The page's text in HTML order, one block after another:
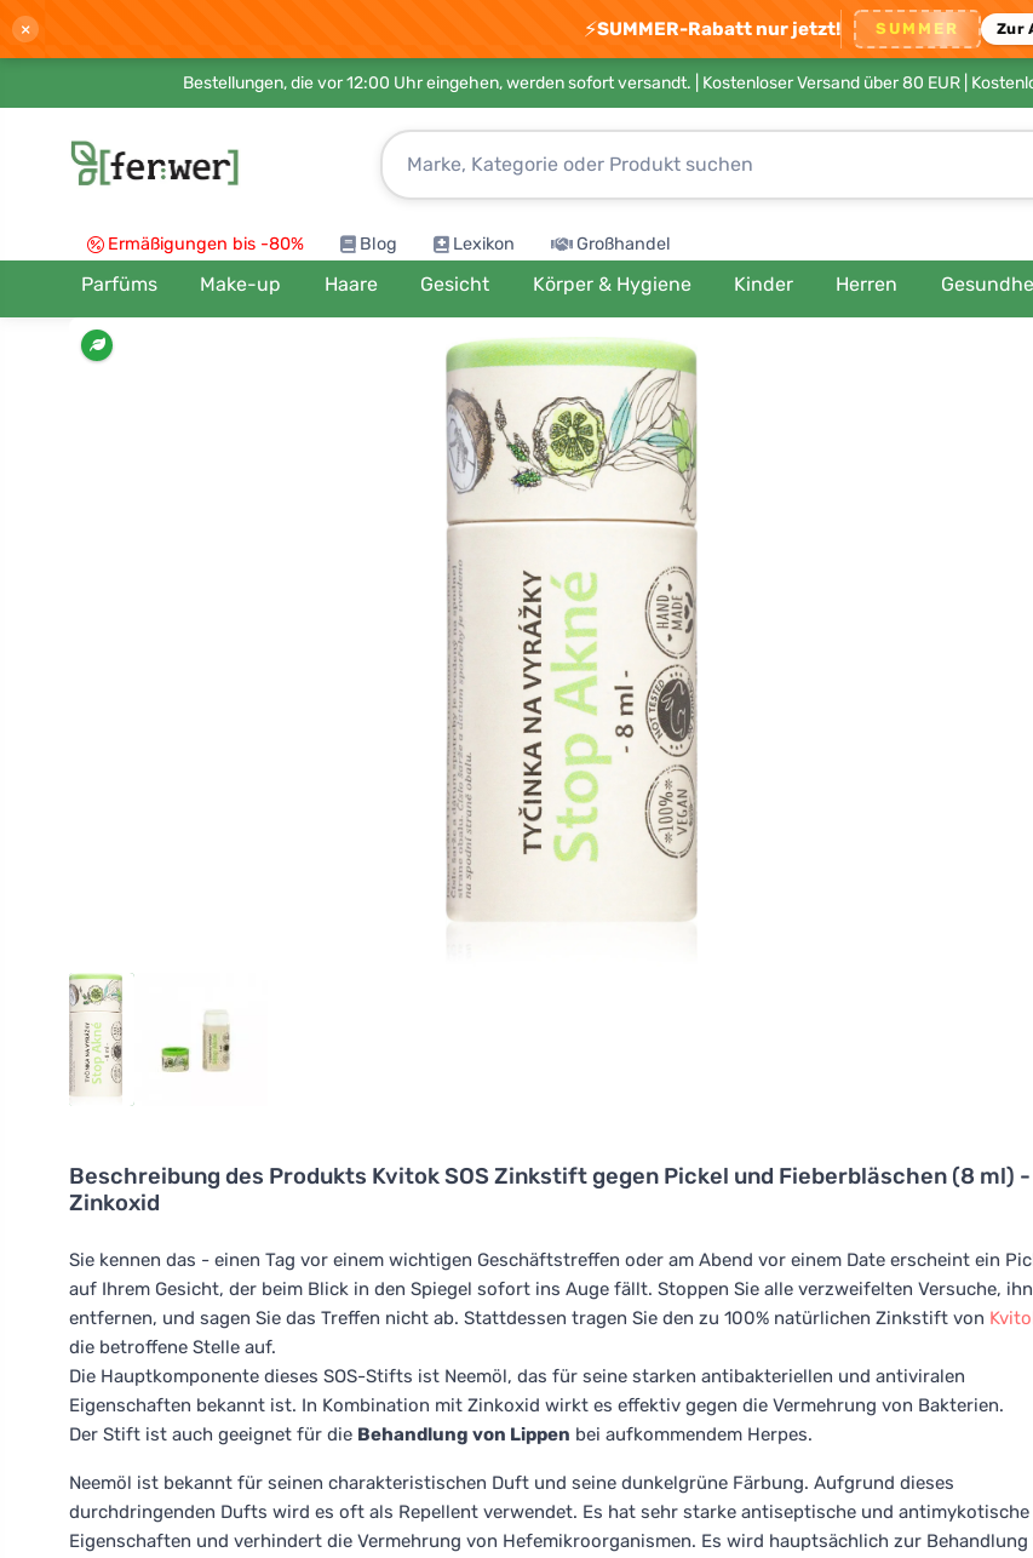
× ⚡SUMMER-Rabatt nur jetzt! SUMMER Zur
Bestellungen, die vor 12:00 Uhr eingehen, werden sofort versandt. | Kostenloser Versand über 80 EUR |
Ermäßigungen bis -80% Blog Lexikon Großhandel
Parfüms Make-up Haare Gesicht Körper & Hygiene Kinder Herren
Beschreibung des Produkts Kvitok SOS Zinkstift gegen Pickel und Fieberbläschen (8 ml)
Zinkoxid
Sie kennen das - einen Tag vor einem wichtigen Geschäftstreffen oder am Abend vor einem Date erscheint ein
auf Ihrem Gesicht, der beim Blick in den Spiegel sofort ins Auge fällt. Stoppen Sie alle verzweifelten Versuche,
entfernen, und sagen Sie das Treffen nicht ab. Stattdessen tragen Sie den zu 100% natürlichen Zinkstift von
die betroffene Stelle auf.
Die Hauptkomponente dieses SOS-Stifts ist Neemöl, das für seine starken antibakteriellen und antiviralen
Eigenschaften bekannt ist. In Kombination mit Zinkoxid wirkt es effektiv gegen die Vermehrung von Bakterien.
Der Stift ist auch geeignet für die Behandlung von Lippen bei aufkommendem Herpes.
Neemöl ist bekannt für seinen charakteristischen Duft und seine dunkelgrüne Färbung. Aufgrund dieses
durchdringenden Dufts wird es oft als Repellent verwendet. Es hat sehr starke antiseptische und antimykotische
Eigenschaften und verhindert die Vermehrung von Hefemikroorganismen. Es wird hauptsächlich zur Behandlung